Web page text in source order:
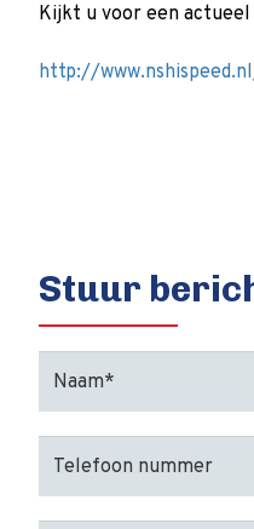
Kijkt u voor een
http://
Stuur